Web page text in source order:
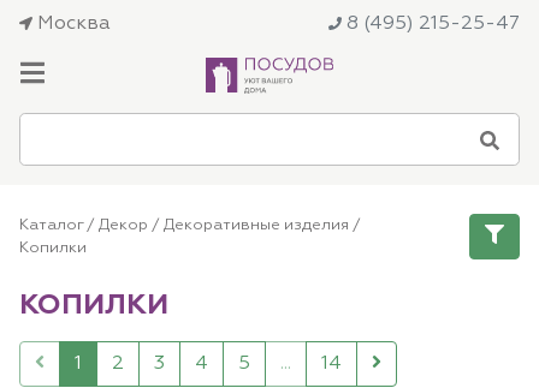
Москва 8 (495) 215-25-47
Каталог/ Декор / Декоративные изделия /
Копилки
КОПИЛКИ
1 2 3 4 5 ... 14